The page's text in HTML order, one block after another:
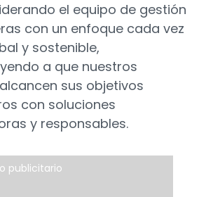
el equipo de gestión
con un enfoque cada vez
y sostenible,
a que nuestros
sus objetivos
con soluciones
y responsables.
publicitario